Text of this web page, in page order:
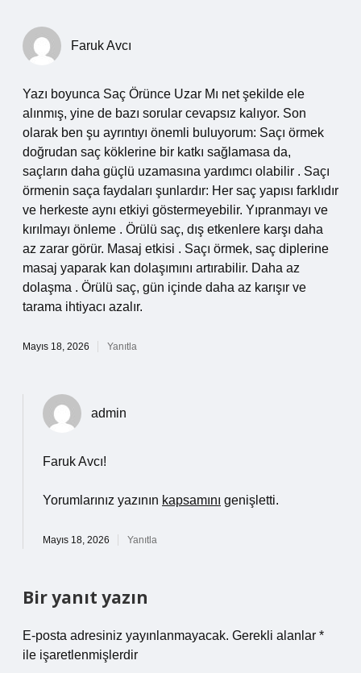
Faruk Avcı
Yazı boyunca Saç Örünce Uzar Mı net şekilde ele
alınmış, yine de bazı sorular cevapsız kalıyor. Son
olarak ben şu ayrıntıyı önemli buluyorum: Saçı örmek
doğrudan saç köklerine bir katkı sağlamasa da,
saçların daha güçlü uzamasına yardımcı olabilir . Saçı
örmenin saça faydaları şunlardır: Her saç yapısı farklıdır
ve herkeste aynı etkiyi göstermeyebilir. Yıpranmayı ve
kırılmayı önleme . Örülü saç, dış etkenlere karşı daha
az zarar görür. Masaj etkisi . Saçı örmek, saç diplerine
masaj yaparak kan dolaşımını artırabilir. Daha az
dolaşma . Örülü saç, gün içinde daha az karışır ve
tarama ihtiyacı azalır.
Mayıs 18, 2026 Yanıtla
admin
Faruk Avcı!
Yorumlarınız yazının kapsamını genişletti.
Mayıs 18, 2026 Yanıtla
Bir yanıt yazın
E-posta adresiniz yayınlanmayacak. Gerekli alanlar *
ile işaretlenmişlerdir